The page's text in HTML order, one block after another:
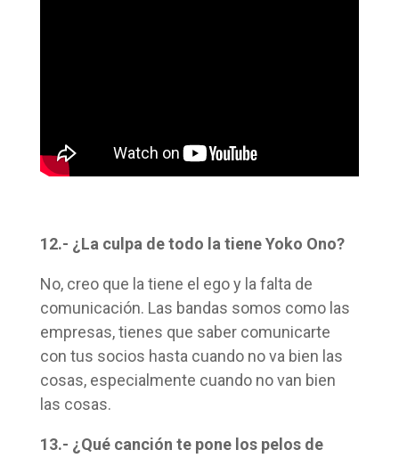
12.- ¿La culpa de todo la tiene Yoko Ono?
No, creo que la tiene el ego y la falta de
comunicación. Las bandas somos como las
empresas, tienes que saber comunicarte
con tus socios hasta cuando no va bien las
cosas, especialmente cuando no van bien
las cosas.
13.- ¿Qué canción te pone los pelos de